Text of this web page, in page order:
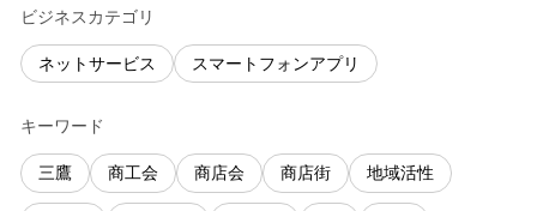
ビジネスカテゴリ
ネットサービス スマートフォンアプリ
キーワード
三鷹 商工会 商店会 商店街 地域活性